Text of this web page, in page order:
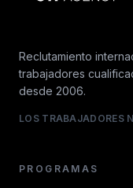
Reclutamiento
trabajadores
desde 2006.
LOS TRABAJADORES
PROGRAMAS